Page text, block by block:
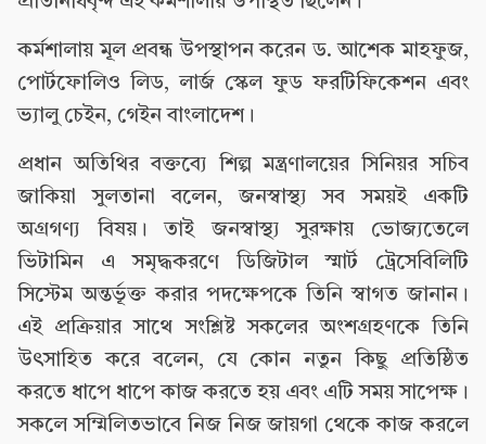
কর্মশালায় মূল প্রবন্ধ উপস্থাপন করেন ড. আশেক মাহফুজ,
পোর্টফোলিও লিড, লার্জ স্কেল ফুড ফরটিফিকেশন এবং
ভ্যালু চেইন, গেইন বাংলাদেশ।
প্রধান অতিথির বক্তব্যে শিল্প মন্ত্রণালয়ের সিনিয়র সচিব
জাকিয়া সুলতানা বলেন, জনস্বাস্থ্য সব সময়ই একটি
অগ্রগণ্য বিষয়। তাই জনস্বাস্থ্য সুরক্ষায় ভোজ্যতেলে
ভিটামিন এ সমৃদ্ধকরণে ডিজিটাল স্মার্ট ট্রেসেবিলিটি
সিস্টেম অন্তর্ভূক্ত করার পদক্ষেপকে তিনি স্বাগত জানান।
এই প্রক্রিয়ার সাথে সংশ্লিষ্ট সকলের অংশগ্রহণকে তিনি
উৎসাহিত করে বলেন, যে কোন নতুন কিছু প্রতিষ্ঠিত
করতে ধাপে ধাপে কাজ করতে হয় এবং এটি সময় সাপেক্ষ।
সকলে সম্মিলিতভাবে নিজ নিজ জায়গা থেকে কাজ করলে